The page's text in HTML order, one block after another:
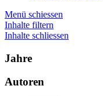
Menü schiessen
Inhalte filtern
Inhalte schliessen
Jahre
Autoren